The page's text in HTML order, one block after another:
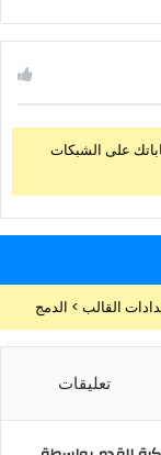
على الشبكات
تعليقات